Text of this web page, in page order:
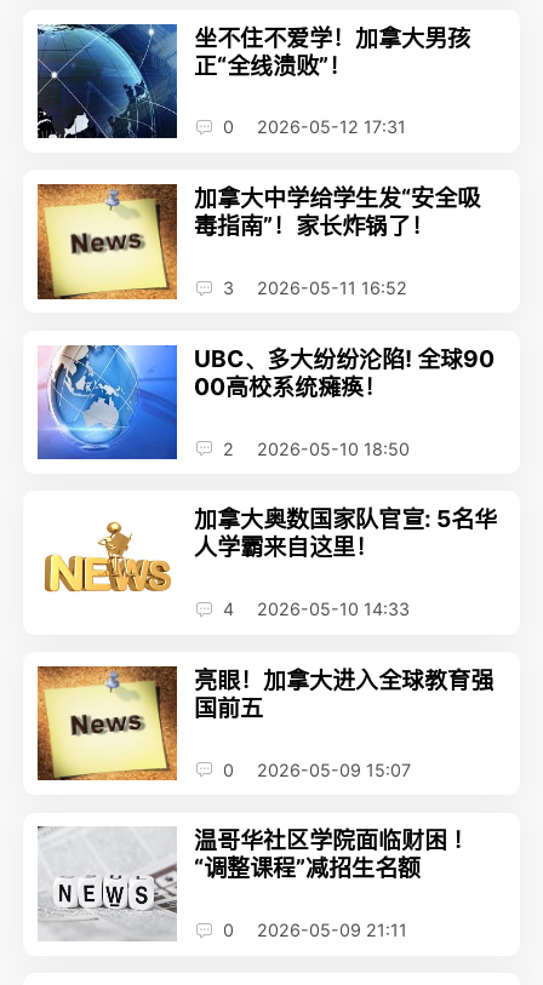
坐不住不爱学！加拿大男孩
正“全线溃败”！
0 2026-05-12 17:31
加拿大中学给学生发“安全吸
毒指南”！家长炸锅了！
3 2026-05-11 16:52
UBC、多大纷纷沦陷! 全球90
00高校系统瘫痪！
2 2026-05-10 18:50
加拿大奥数国家队官宣: 5名华
人学霸来自这里！
4 2026-05-10 14:33
亮眼！加拿大进入全球教育强
国前五
0 2026-05-09 15:07
温哥华社区学院面临财困 ！
“调整课程”减招生名额
0 2026-05-09 21:11